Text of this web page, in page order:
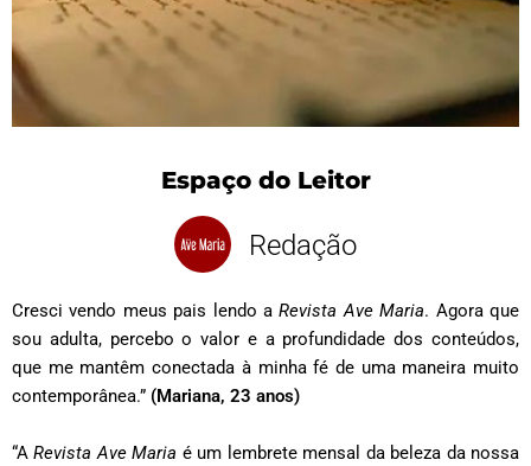
Espaço do Leitor
Redação
Cresci vendo meus pais lendo aRevista Ave Maria. Agora que
sou adulta, percebo o valor e a profundidade dos conteúdos,
que me mantêm conectada à minha fé de uma maneira muito
contemporânea.” (Mariana, 23 anos)
“ARevista Ave Maria é um lembrete mensal da beleza da nossa